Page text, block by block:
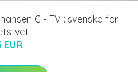
C - TV : svenska för
EUR